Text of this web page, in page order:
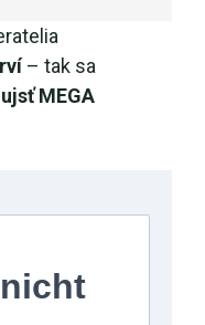
– tak sa
MEGA